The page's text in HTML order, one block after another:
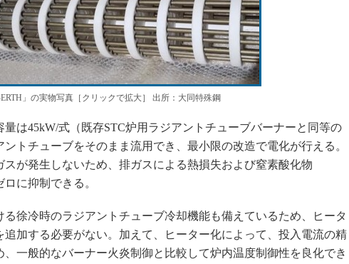
」の実物写真［クリックで拡大］ 出所：大同特殊鋼
は45kW/式（既存STC炉用ラジアントチューブバーナーと同等の
トチューブをそのまま流用でき、最小限の改造で電化が行える。
スが発生しないため、排ガスによる熱損失および窒素酸化物
ロに抑制できる。
徐冷時のラジアントチューブ冷却機能も備えているため、ヒータ
追加する必要がない。加えて、ヒーター化によって、投入電流の精
、一般的なバーナー火炎制御と比較して炉内温度制御性を良化でき